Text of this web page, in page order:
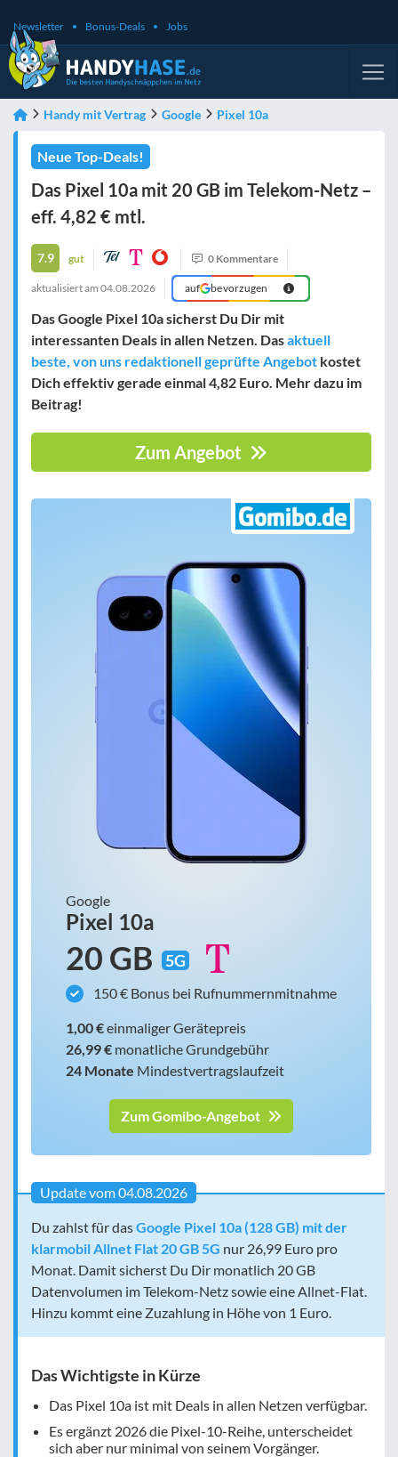
Newsletter Bonus-Deals Jobs
Handy mit Vertrag Google Pixel 10a
Neue Top-Deals!
Das Pixel 10a mit 20 GB im Telekom-Netz –
eff. 4,82 € mtl.
7.9 gut 0 Kommentare
aktualisiert am 04.08.2026 auf bevorzugen
Das Google Pixel 10a sicherst Du Dir mit
interessanten Deals in allen Netzen. Dasaktuell
beste, von uns redaktionell geprüfte Angebot kostet
Dich effektiv gerade einmal4,82 Euro. Mehr dazu im
Beitrag!
Zum Angebot
Google
Pixel 10a
20 GB 5G
150 € Bonus bei Rufnummernmitnahme
1,00 €einmaliger Gerätepreis
26,99 € monatliche Grundgebühr
24 Monate Mindestvertragslaufzeit
Zum Gomibo-Angebot
Update vom 04.08.2026
Du zahlst für dasGoogle Pixel 10a (128 GB) mit der
klarmobil Allnet Flat 20 GB 5G nur 26,99 Euro pro
Monat. Damit sicherst Du Dir monatlich 20 GB
Datenvolumen im Telekom-Netz sowie eine Allnet-Flat.
Hinzu kommt eine Zuzahlung in Höhe von 1 Euro.
Das Wichtigste in Kürze
Das Pixel 10a ist mit Deals in allen Netzen verfügbar.
Es ergänzt 2026 die Pixel-10-Reihe, unterscheidet
sich aber nur minimal von seinem Vorgänger.